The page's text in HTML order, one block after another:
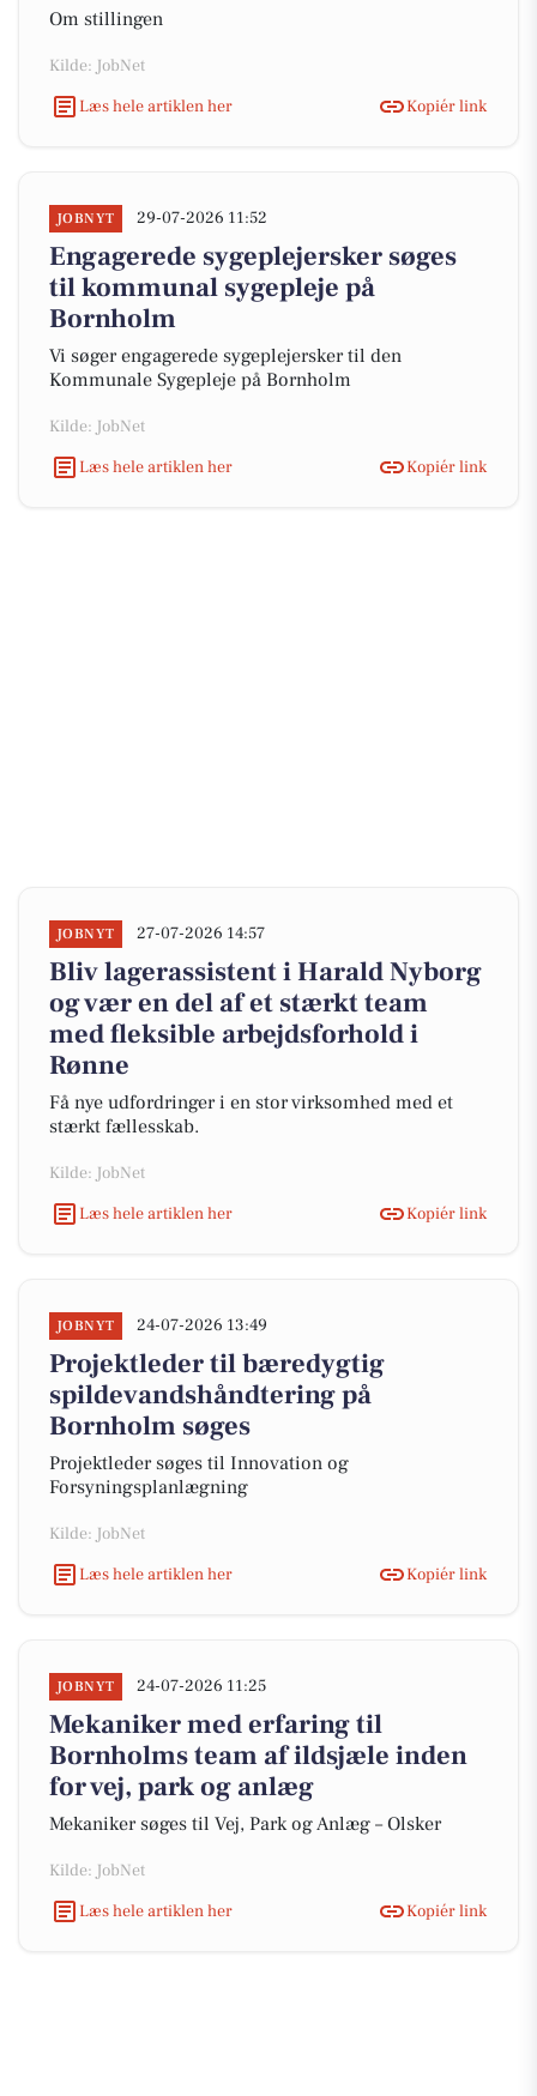
Om stillingen
Kilde: JobNet
Læs hele artiklen her
Kopiér link
JOBNYT 29-07-2026 11:52
Engagerede sygeplejersker søges
til kommunal sygepleje på
Bornholm
Vi søger engagerede sygeplejersker til den
Kommunale Sygepleje på Bornholm
Kilde: JobNet
Læs hele artiklen her
Kopiér link
JOBNYT 27-07-2026 14:57
Bliv lagerassistent i Harald Nyborg
og vær en del af et stærkt team
med fleksible arbejdsforhold i
Rønne
Få nye udfordringer i en stor virksomhed med et
stærkt fællesskab.
Kilde: JobNet
Læs hele artiklen her
Kopiér link
JOBNYT 24-07-2026 13:49
Projektleder til bæredygtig
spildevandshåndtering på
Bornholm søges
Projektleder søges til Innovation og
Forsyningsplanlægning
Kilde: JobNet
Læs hele artiklen her
Kopiér link
JOBNYT 24-07-2026 11:25
Mekaniker med erfaring til
Bornholms team af ildsjæle inden
for vej, park og anlæg
Mekaniker søges til Vej, Park og Anlæg – Olsker
Kilde: JobNet
Læs hele artiklen her
Kopiér link